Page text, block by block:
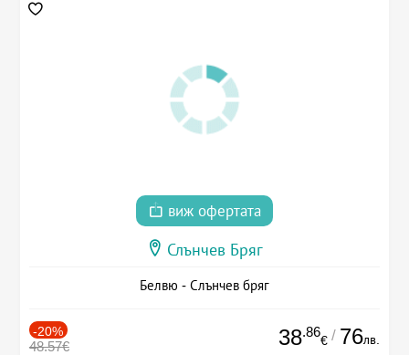
виж офертата
Слънчев Бряг
Белвю - Слънчев бряг
-20%
48.57€ 38.86
€ / 76лв.